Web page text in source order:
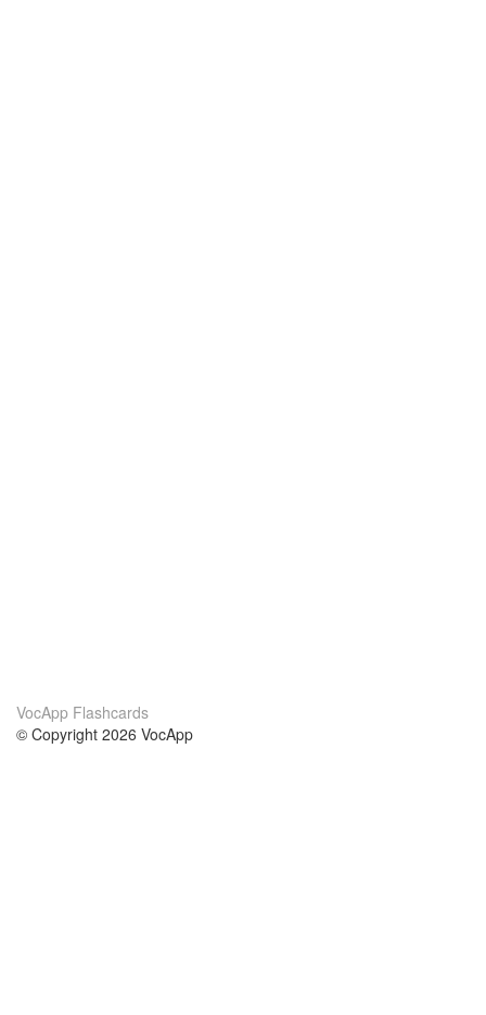
VocApp Flashcards
© Copyright 2026 VocApp